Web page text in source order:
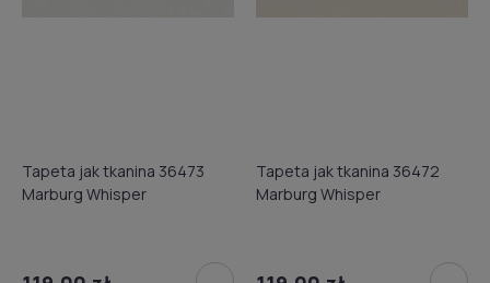
Tapeta jak tkanina 36473
Marburg Whisper
Tapeta jak tkanina 36472
Marburg Whisper